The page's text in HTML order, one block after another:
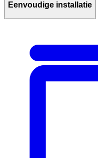
Eenvoudige installatie